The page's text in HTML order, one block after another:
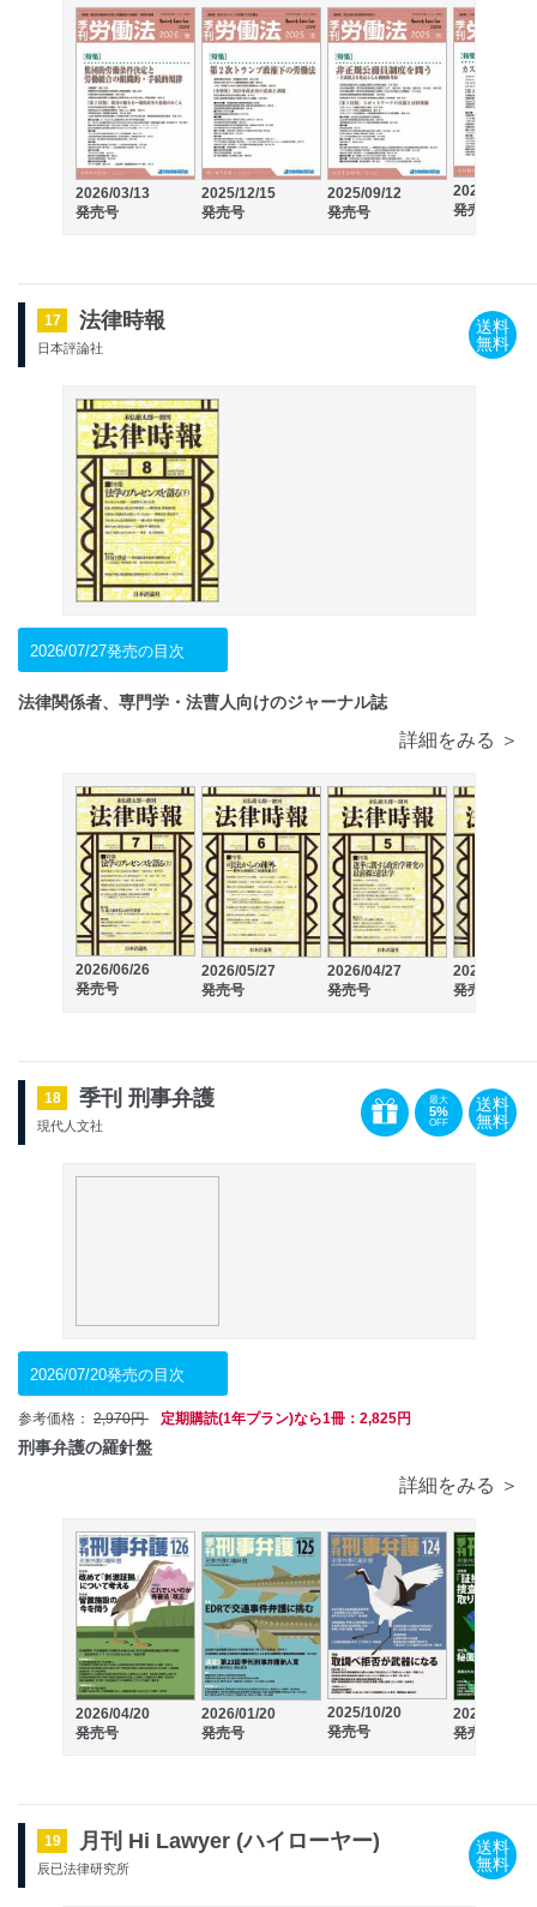
2026/03/13
発売号
2025/12/15
発売号
2025/09/12
発売号
2025/06/13
発売号
17 法律時報
日本評論社
送料
無料
2026/07/27発売の目次
法律関係者、専門学・法曹人向けのジャーナル誌
詳細をみる ＞
2026/06/26
発売号
2026/05/27
発売号
2026/04/27
発売号
2026/03/27
発売号
18 季刊 刑事弁護
現代人文社
最大
5%
OFF
送料
無料
2026/07/20発売の目次
参考価格： 2,970円 定期購読(1年プラン)なら1冊：2,825円
刑事弁護の羅針盤
詳細をみる ＞
2026/04/20
発売号
2026/01/20
発売号
2025/10/20
発売号
2025/07/20
発売号
19 月刊 Hi Lawyer (ハイローヤー)
辰已法律研究所
送料
無料